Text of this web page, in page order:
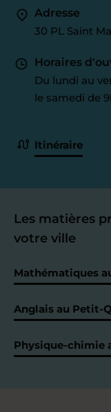
Adresse
30 PL Saint
Horaires
Du lundi au
le samedi de
Itinéraire
Les matières
votre ville
Mathématiques
Anglais au Petit-
Physique-chimie